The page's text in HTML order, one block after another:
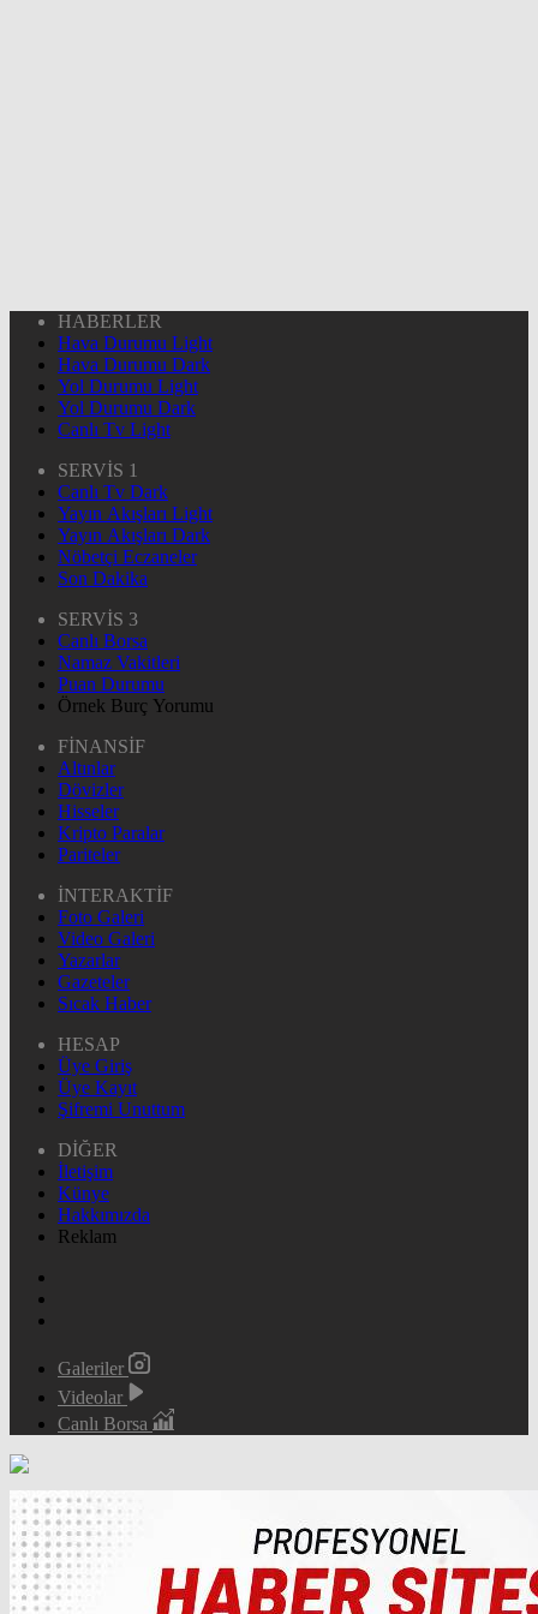
HABERLER
Hava Durumu Light
Hava Durumu Dark
Yol Durumu Light
Yol Durumu Dark
Canlı Tv Light
SERVİS 1
Canlı Tv Dark
Yayın Akışları Light
Yayın Akışları Dark
Nöbetçi Eczaneler
Son Dakika
SERVİS 3
Canlı Borsa
Namaz Vakitleri
Puan Durumu
Örnek Burç Yorumu
FİNANSİF
Altınlar
Dövizler
Hisseler
Kripto Paralar
Pariteler
İNTERAKTİF
Foto Galeri
Video Galeri
Yazarlar
Gazeteler
Sıcak Haber
HESAP
Üye Giriş
Üye Kayıt
Şifremi Unuttum
DİĞER
İletişim
Künye
Hakkımızda
Reklam
Galeriler
Videolar
Canlı Borsa